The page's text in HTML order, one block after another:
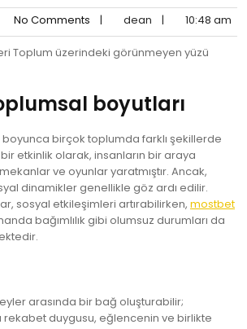
No Comments | dean | 10:48 am
Toplum üzerindeki görünmeyen yüzü
boyutları
boyunca birçok toplumda farklı şekillerde
etkinlik olarak, insanların bir araya
ve oyunlar yaratmıştır. Ancak,
dinamikler genellikle göz ardı edilir.
sosyal etkileşimleri artırabilirken, mostbet
bağımlılık gibi olumsuz durumları da
arasında bir bağ oluşturabilir;
duygusu, eğlencenin ve birlikte